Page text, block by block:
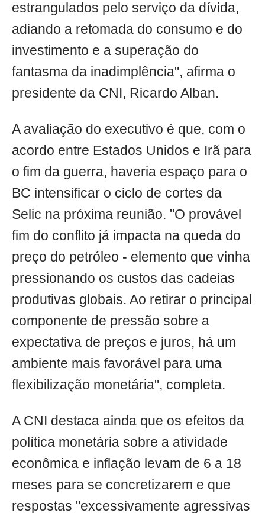
estrangulados pelo serviço da dívida,
adiando a retomada do consumo e do
investimento e a superação do
fantasma da inadimplência", afirma o
presidente da CNI, Ricardo Alban.
A avaliação do executivo é que, com o
acordo entre Estados Unidos e Irã para
o fim da guerra, haveria espaço para o
BC intensificar o ciclo de cortes da
Selic na próxima reunião. "O provável
fim do conflito já impacta na queda do
preço do petróleo - elemento que vinha
pressionando os custos das cadeias
produtivas globais. Ao retirar o principal
componente de pressão sobre a
expectativa de preços e juros, há um
ambiente mais favorável para uma
flexibilização monetária", completa.
A CNI destaca ainda que os efeitos da
política monetária sobre a atividade
econômica e inflação levam de 6 a 18
meses para se concretizarem e que
respostas "excessivamente agressivas